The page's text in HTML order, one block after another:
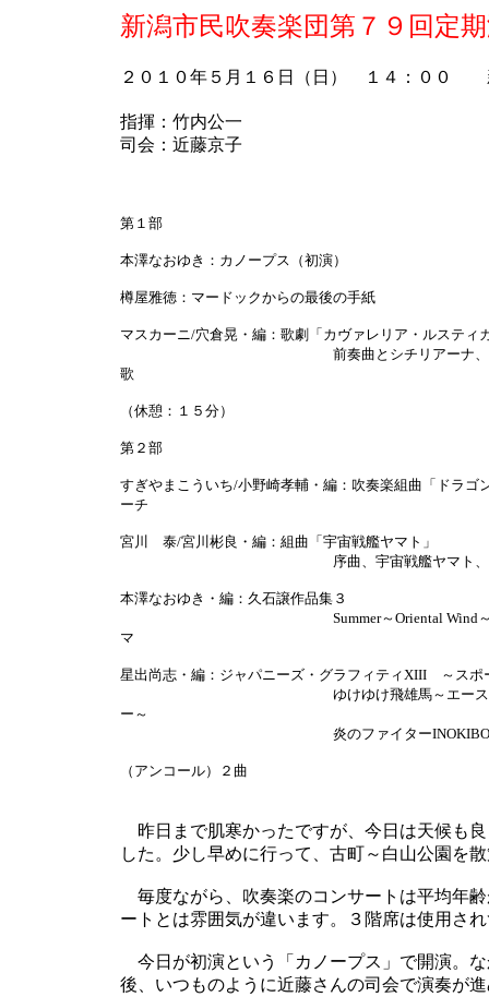
新潟市民吹奏楽団第７９回定
２０１０年５月１６日（日） １４：００
指揮：竹内公一
司会：近藤京子
第１部
本澤なおゆき：カノープス（初演）
樽屋雅徳：マードックからの最後の手紙
マスカーニ/穴倉晃・編：歌劇「カヴァレリア・ルスティ
前奏曲とシチリアーナ、乾杯～泡
歌
（休憩：１５分）
第２部
すぎやまこういち/小野崎孝輔・編：吹奏楽組曲「ドラ
ーチ
宮川 泰/宮川彬良・編：組曲「宇宙戦艦ヤマト」
序曲、宇宙戦艦ヤマト、出撃、
本澤なおゆき・編：久石譲作品集３
Summer～Oriental Wind～HANA-
マ
星出尚志・編：ジャパニーズ・グラフィティXIII ～スポ
ゆけゆけ飛雄馬～エースをねらえ
ー～
炎のファイターINOKIBOM-BA-
（アンコール）２曲
昨日まで肌寒かったですが、今日は天候も
した。少し早めに行って、古町～白山公園を
毎度ながら、吹奏楽のコンサートは平均年
ートとは雰囲気が違います。３階席は使用さ
今日が初演という「カノープス」で開演。
後、いつものように近藤さんの司会で演奏が